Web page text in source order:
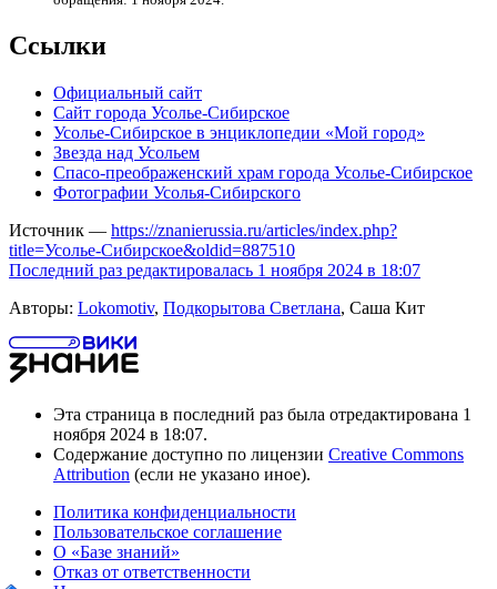
Ссылки
Официальный сайт
Сайт города Усолье-Сибирское
Усолье-Сибирское в энциклопедии «Мой город»
Звезда над Усольем
Спасо-преображенский храм города Усолье-Сибирское
Фотографии Усолья-Сибирского
Источник — https://znanierussia.ru/articles/index.php?
title=Усолье-Сибирское&oldid=887510
Последний раз редактировалась 1 ноября 2024 в 18:07
Авторы: Lokomotiv, Подкорытова Светлана, Саша Кит
Эта страница в последний раз была отредактирована 1
ноября 2024 в 18:07.
Содержание доступно по лицензии Creative Commons
Attribution (если не указано иное).
Политика конфиденциальности
Пользовательское соглашение
О «Базе знаний»
Отказ от ответственности